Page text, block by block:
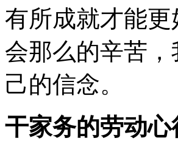
有所成就才能
会那么的辛苦
己的信念。
干家务的劳动心